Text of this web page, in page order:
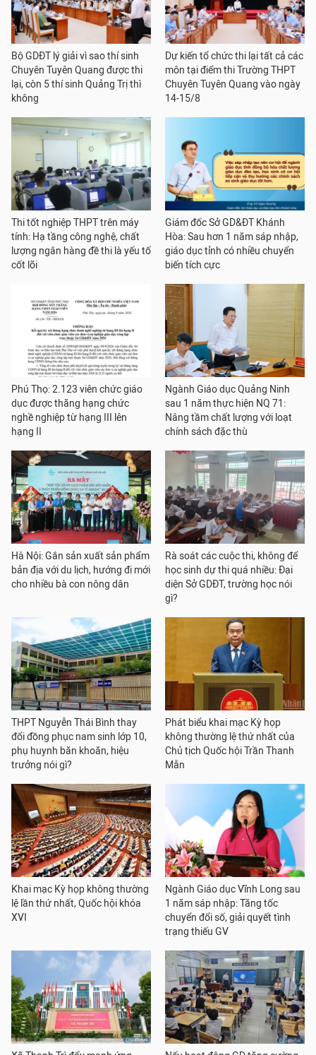
Bộ GDĐT lý giải vì sao thí sinh
Chuyên Tuyên Quang được thi
lại, còn 5 thí sinh Quảng Trị thì
không
Dự kiến tổ chức thi lại tất cả các
môn tại điểm thi Trường THPT
Chuyên Tuyên Quang vào ngày
14-15/8
Thi tốt nghiệp THPT trên máy
tính: Hạ tầng công nghệ, chất
lượng ngân hàng đề thi là yếu tố
cốt lõi
Giám đốc Sở GD&ĐT Khánh
Hòa: Sau hơn 1 năm sáp nhập,
giáo dục tỉnh có nhiều chuyển
biến tích cực
Phú Thọ: 2.123 viên chức giáo
dục được thăng hạng chức
nghề nghiệp từ hạng III lên
hạng II
Ngành Giáo dục Quảng Ninh
sau 1 năm thực hiện NQ 71:
Nâng tầm chất lượng với loạt
chính sách đặc thù
Hà Nội: Gắn sản xuất sản phẩm
bản địa với du lịch, hướng đi mới
cho nhiều bà con nông dân
Rà soát các cuộc thi, không để
học sinh dự thi quá nhiều: Đại
diện Sở GDĐT, trường học nói
gì?
THPT Nguyễn Thái Bình thay
đổi đồng phục nam sinh lớp 10,
phụ huynh băn khoăn, hiệu
trưởng nói gì?
Phát biểu khai mạc Kỳ họp
không thường lệ thứ nhất của
Chủ tịch Quốc hội Trần Thanh
Mẫn
Khai mạc Kỳ họp không thường
lệ lần thứ nhất, Quốc hội khóa
XVI
Ngành Giáo dục Vĩnh Long sau
1 năm sáp nhập: Tăng tốc
chuyển đổi số, giải quyết tình
trạng thiếu GV